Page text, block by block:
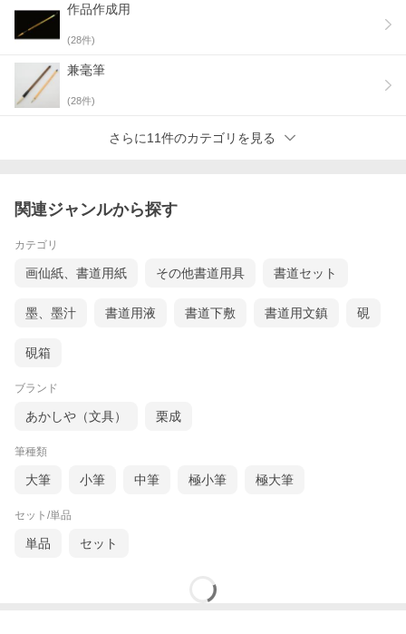
作品作成用
(28件)
兼毫筆
(28件)
さらに11件のカテゴリを見る
関連ジャンルから探す
カテゴリ
画仙紙、書道用紙 その他書道用具 書道セット
墨、墨汁 書道用液 書道下敷 書道用文鎮 硯
硯箱
ブランド
あかしや（文具） 栗成
筆種類
大筆 小筆 中筆 極小筆 極大筆
セット/単品
単品 セット